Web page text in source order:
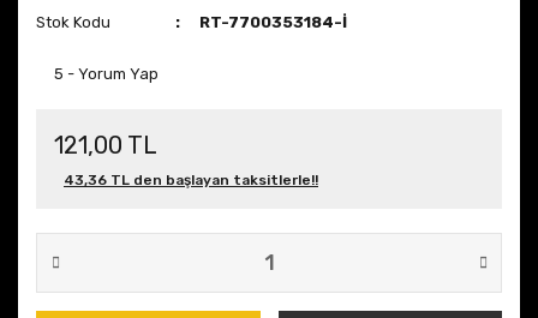
Stok Kodu
RT-7700353184-İ
5 - Yorum Yap
121,00 TL
43,36 TL den başlayan taksitlerle!!